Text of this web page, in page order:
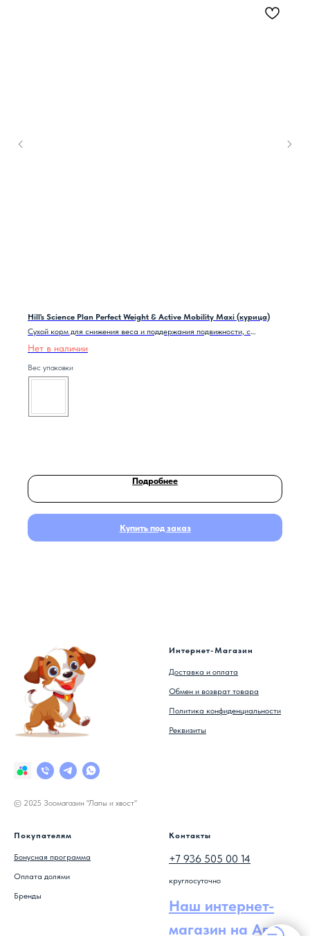
Hill's Science Plan Perfect Weight & Active Mobility Maxi (курица)
Сухой корм для снижения веса и поддержания подвижности, с
Нет в наличии
Вес упаковки
Подробнее
Купить под заказ
© 2025 Зоомагазин "Лапы и хвост"
Интернет-Магазин
Доставка и оплата
Обмен и возврат товара
Политика конфиденциальности
Реквизиты
Покупателям
Бонусная программа
Оплата долями
Бренды
Контакты
+7 936 505 00 14
круглосуточно
Наш интернет-
магазин на Авито